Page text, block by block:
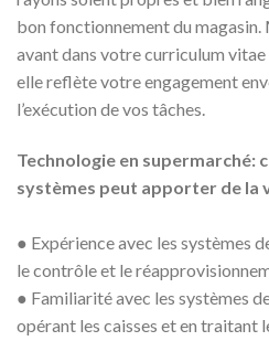
bon fonctionnement du
avant dans votre curriculum
elle reflète votre engagement
l’exécution de vos tâches.
Technologie en supermarché:
systèmes peut apporter de la
● Expérience avec les systèmes
le contrôle et le
● Familiarité avec les systèmes
opérant les caisses et en traitant